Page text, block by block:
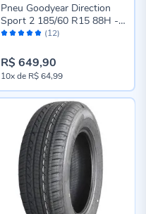
Avaliação: (12)
Pneu Goodyear Direction
Sport 2 185/60 R15 88H -
Preto
R$ 649,90
10xde R$ 64,99